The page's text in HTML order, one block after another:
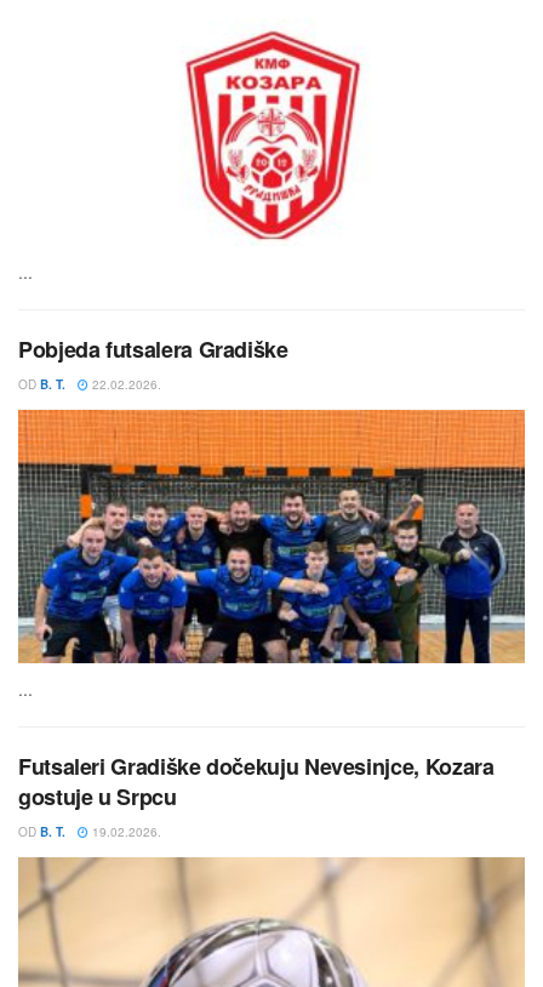
...
Pobjeda futsalera Gradiške
OD B. T. 22.02.2026.
...
Futsaleri Gradiške dočekuju Nevesinjce, Kozara
gostuje u Srpcu
OD B. T. 19.02.2026.